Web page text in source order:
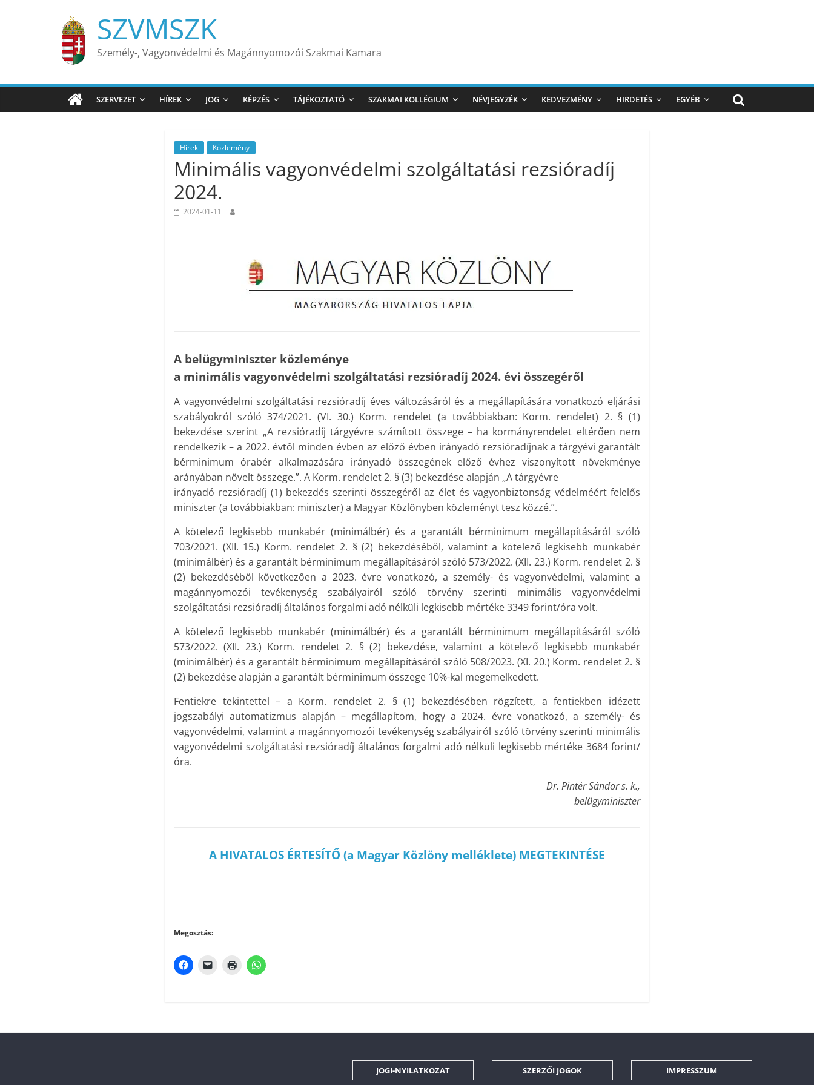
SZVMSZK
Személy-, Vagyonvédelmi és Magánnyomozói Szakmai Kamara
SZERVEZET HÍREK JOG KÉPZÉS TÁJÉKOZTATÓ SZAKMAI KOLLÉGIUM NÉVJEGYZÉK KEDVEZMÉNY HIRDETÉS EGYÉB
Hírek Közlemény
Minimális vagyonvédelmi szolgáltatási rezsióradíj
2024.
2024-01-11
A belügyminiszter közleménye
a minimális vagyonvédelmi szolgáltatási rezsióradíj 2024. évi összegéről
A vagyonvédelmi szolgáltatási rezsióradíj éves változásáról és a megállapítására vonatkozó eljárási
szabályokról szóló 374/2021. (VI. 30.) Korm. rendelet (a továbbiakban: Korm. rendelet) 2. § (1)
bekezdése szerint „A rezsióradíj tárgyévre számított összege – ha kormányrendelet eltérően nem
rendelkezik – a 2022. évtől minden évben az előző évben irányadó rezsióradíjnak a tárgyévi garantált
bérminimum órabér alkalmazására irányadó összegének előző évhez viszonyított növekménye
arányában növelt összege.”. A Korm. rendelet 2. § (3) bekezdése alapján „A tárgyévre
irányadó rezsióradíj (1) bekezdés szerinti összegéről az élet és vagyonbiztonság védelméért felelős
miniszter (a továbbiakban: miniszter) a Magyar Közlönyben közleményt tesz közzé.”.
A kötelező legkisebb munkabér (minimálbér) és a garantált bérminimum megállapításáról szóló
703/2021. (XII. 15.) Korm. rendelet 2. § (2) bekezdéséből, valamint a kötelező legkisebb munkabér
(minimálbér) és a garantált bérminimum megállapításáról szóló 573/2022. (XII. 23.) Korm. rendelet 2. §
(2) bekezdéséből következően a 2023. évre vonatkozó, a személy- és vagyonvédelmi, valamint a
magánnyomozói tevékenység szabályairól szóló törvény szerinti minimális vagyonvédelmi
szolgáltatási rezsióradíj általános forgalmi adó nélküli legkisebb mértéke 3349 forint/óra volt.
A kötelező legkisebb munkabér (minimálbér) és a garantált bérminimum megállapításáról szóló
573/2022. (XII. 23.) Korm. rendelet 2. § (2) bekezdése, valamint a kötelező legkisebb munkabér
(minimálbér) és a garantált bérminimum megállapításáról szóló 508/2023. (XI. 20.) Korm. rendelet 2. §
(2) bekezdése alapján a garantált bérminimum összege 10%-kal megemelkedett.
Fentiekre tekintettel – a Korm. rendelet 2. § (1) bekezdésében rögzített, a fentiekben idézett
jogszabályi automatizmus alapján – megállapítom, hogy a 2024. évre vonatkozó, a személy- és
vagyonvédelmi, valamint a magánnyomozói tevékenység szabályairól szóló törvény szerinti minimális
vagyonvédelmi szolgáltatási rezsióradíj általános forgalmi adó nélküli legkisebb mértéke 3684 forint/
óra.
Dr. Pintér Sándor s. k.,
belügyminiszter
A HIVATALOS ÉRTESÍTŐ (a Magyar Közlöny melléklete) MEGTEKINTÉSE
Megosztás:
JOGI-NYILATKOZAT SZERZŐI JOGOK IMPRESSZUM